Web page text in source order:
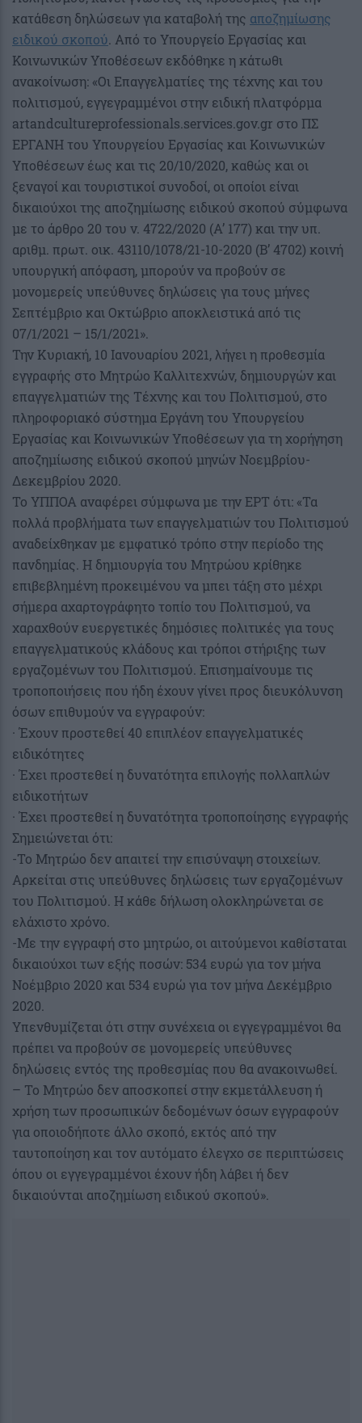
κατάθεση δηλώσεων για καταβολή της αποζημίωσης
ειδικού σκοπού. Από το Υπουργείο Εργασίας και
Κοινωνικών Υποθέσεων εκδόθηκε η κάτωθι
ανακοίνωση: «Οι Επαγγελματίες της τέχνης και του
πολιτισμού, εγγεγραμμένοι στην ειδική πλατφόρμα
artandcultureprofessionals.services.gov.gr στο ΠΣ
ΕΡΓΑΝΗ του Υπουργείου Εργασίας και Κοινωνικών
Υποθέσεων έως και τις 20/10/2020, καθώς και οι
ξεναγοί και τουριστικοί συνοδοί, οι οποίοι είναι
δικαιούχοι της αποζημίωσης ειδικού σκοπού σύμφωνα
με το άρθρο 20 του ν. 4722/2020 (Α’ 177) και την υπ.
αριθμ. πρωτ. οικ. 43110/1078/21-10-2020 (Β’ 4702) κοινή
υπουργική απόφαση, μπορούν να προβούν σε
μονομερείς υπεύθυνες δηλώσεις για τους μήνες
Σεπτέμβριο και Οκτώβριο αποκλειστικά από τις
07/1/2021 – 15/1/2021».
Την Κυριακή, 10 Ιανουαρίου 2021, λήγει η προθεσμία
εγγραφής στο Μητρώο Καλλιτεχνών, δημιουργών και
επαγγελματιών της Τέχνης και του Πολιτισμού, στο
πληροφοριακό σύστημα Εργάνη του Υπουργείου
Εργασίας και Κοινωνικών Υποθέσεων για τη χορήγηση
αποζημίωσης ειδικού σκοπού μηνών Νοεμβρίου-
Δεκεμβρίου 2020.
Το ΥΠΠΟΑ αναφέρει σύμφωνα με την ΕΡΤ ότι: «Τα
πολλά προβλήματα των επαγγελματιών του Πολιτισμού
αναδείχθηκαν με εμφατικό τρόπο στην περίοδο της
πανδημίας. Η δημιουργία του Μητρώου κρίθηκε
επιβεβλημένη προκειμένου να μπει τάξη στο μέχρι
σήμερα αχαρτογράφητο τοπίο του Πολιτισμού, να
χαραχθούν ευεργετικές δημόσιες πολιτικές για τους
επαγγελματικούς κλάδους και τρόποι στήριξης των
εργαζομένων του Πολιτισμού. Επισημαίνουμε τις
τροποποιήσεις που ήδη έχουν γίνει προς διευκόλυνση
όσων επιθυμούν να εγγραφούν:
· Έχουν προστεθεί 40 επιπλέον επαγγελματικές
ειδικότητες
· Έχει προστεθεί η δυνατότητα επιλογής πολλαπλών
ειδικοτήτων
· Έχει προστεθεί η δυνατότητα τροποποίησης εγγραφής
Σημειώνεται ότι:
-Το Μητρώο δεν απαιτεί την επισύναψη στοιχείων.
Αρκείται στις υπεύθυνες δηλώσεις των εργαζομένων
του Πολιτισμού. Η κάθε δήλωση ολοκληρώνεται σε
ελάχιστο χρόνο.
-Με την εγγραφή στο μητρώο, οι αιτούμενοι καθίσταται
δικαιούχοι των εξής ποσών: 534 ευρώ για τον μήνα
Νοέμβριο 2020 και 534 ευρώ για τον μήνα Δεκέμβριο
2020.
Υπενθυμίζεται ότι στην συνέχεια οι εγγεγραμμένοι θα
πρέπει να προβούν σε μονομερείς υπεύθυνες
δηλώσεις εντός της προθεσμίας που θα ανακοινωθεί.
– Το Μητρώο δεν αποσκοπεί στην εκμετάλλευση ή
χρήση των προσωπικών δεδομένων όσων εγγραφούν
για οποιοδήποτε άλλο σκοπό, εκτός από την
ταυτοποίηση και τον αυτόματο έλεγχο σε περιπτώσεις
όπου οι εγγεγραμμένοι έχουν ήδη λάβει ή δεν
δικαιούνται αποζημίωση ειδικού σκοπού».